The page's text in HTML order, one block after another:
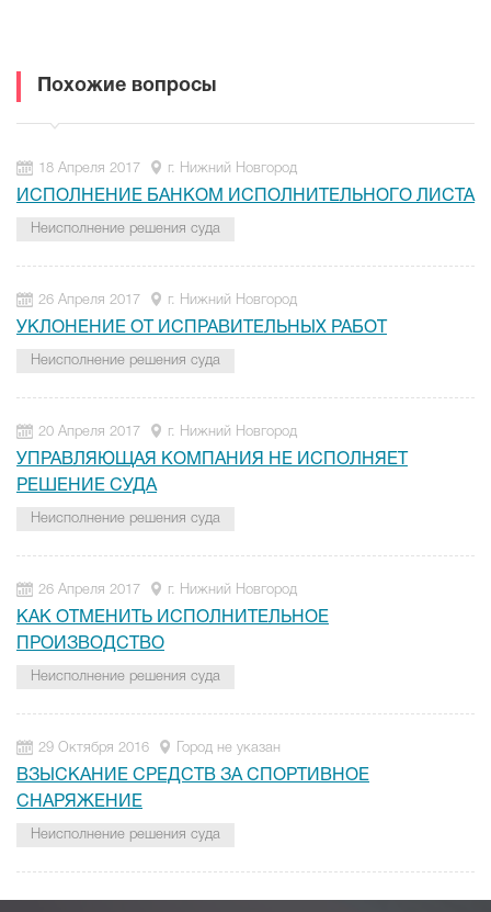
Похожие вопросы
18 Апреля 2017 г. Нижний Новгород
ИСПОЛНЕНИЕ БАНКОМ ИСПОЛНИТЕЛЬНОГО ЛИСТА
Неисполнение решения суда
26 Апреля 2017 г. Нижний Новгород
УКЛОНЕНИЕ ОТ ИСПРАВИТЕЛЬНЫХ РАБОТ
Неисполнение решения суда
20 Апреля 2017 г. Нижний Новгород
УПРАВЛЯЮЩАЯ КОМПАНИЯ НЕ ИСПОЛНЯЕТ
РЕШЕНИЕ СУДА
Неисполнение решения суда
26 Апреля 2017 г. Нижний Новгород
КАК ОТМЕНИТЬ ИСПОЛНИТЕЛЬНОЕ
ПРОИЗВОДСТВО
Неисполнение решения суда
29 Октября 2016 Город не указан
ВЗЫСКАНИЕ СРЕДСТВ ЗА СПОРТИВНОЕ
СНАРЯЖЕНИЕ
Неисполнение решения суда